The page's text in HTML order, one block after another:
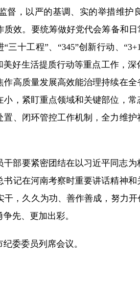
督，以严的基调、实的举措维护
效。要统筹做好党代会筹备和
三十工程”、“345”创新行动、
好生活提质行动等重点工作，
高质量发展高效能治理持续在
，紧盯重点领域和关键部位，
、闭环管控工作机制，全力维
部要紧密团结在以习近平同志
记在河南考察时重要讲话精神
，久久为功、善作善成，努力
先、更加出彩。
委委员列席会议。